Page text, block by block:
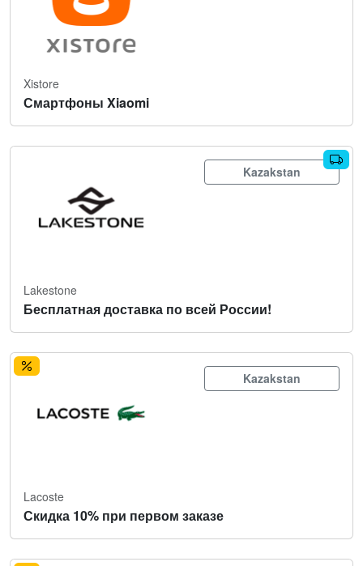
Xistore
Смартфоны Xiaomi
Kazakstan
Lakestone
Бесплатная доставка по всей России!
Kazakstan
Lacoste
Скидка 10% при первом заказе